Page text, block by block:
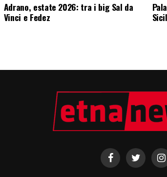
Adrano, estate 2026: tra i big Sal da
Vinci e Fedez